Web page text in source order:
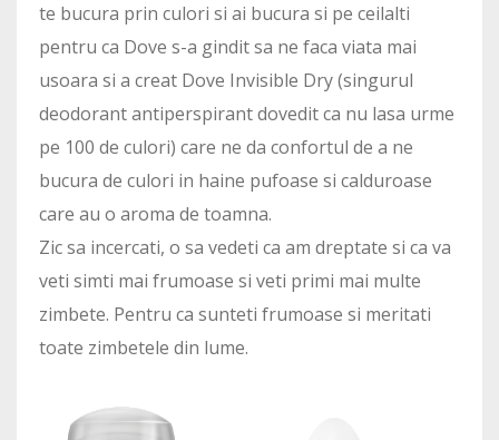
te bucura prin culori si ai bucura si pe ceilalti
pentru ca Dove s-a gindit sa ne faca viata mai
usoara si a creat Dove Invisible Dry (singurul
deodorant antiperspirant dovedit ca nu lasa urme
pe 100 de culori) care ne da confortul de a ne
bucura de culori in haine pufoase si calduroase
care au o aroma de toamna.
Zic sa incercati, o sa vedeti ca am dreptate si ca va
veti simti mai frumoase si veti primi mai multe
zimbete. Pentru ca sunteti frumoase si meritati
toate zimbetele din lume.